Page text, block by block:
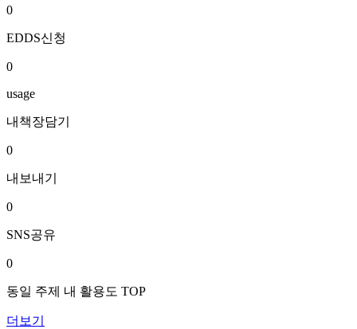
0
EDDS신청
0
usage
내책장담기
0
내보내기
0
SNS공유
0
동일 주제 내 활용도 TOP
더보기